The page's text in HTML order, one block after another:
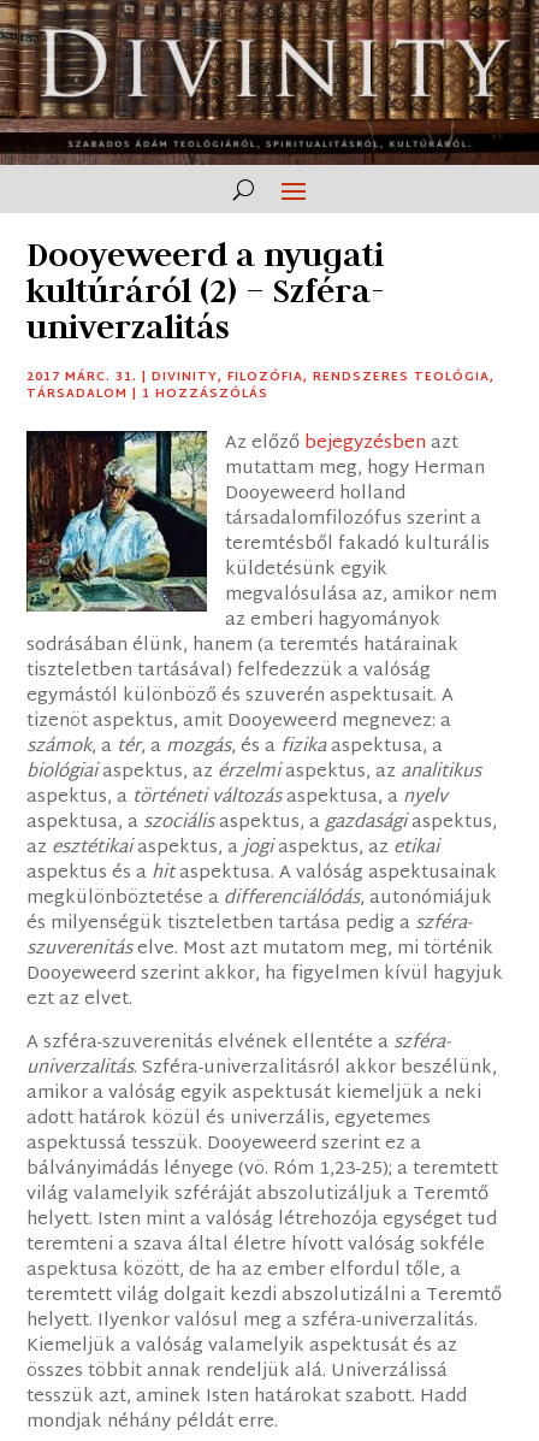
Dooyeweerd a nyugati
kultúráról (2) – Szféra-
univerzalitás
2017 MÁRC. 31. |DIVINITY,FILOZÓFIA,RENDSZERES TEOLÓGIA,
TÁRSADALOM | 1 HOZZÁSZÓLÁS
Az előzőbejegyzésbenazt
mutattam meg, hogy Herman
Dooyeweerd holland
társadalomfilozófus szerint a
teremtésből fakadó kulturális
küldetésünk egyik
megvalósulása az, amikor nem
az emberi hagyományok
sodrásában élünk, hanem (a teremtés határainak
tiszteletben tartásával) felfedezzük a valóság
egymástól különböző és szuverén aspektusait. A
tizenöt aspektus, amit Dooyeweerd megnevez: a
számok, a tér, amozgás, és a fizikaaspektusa, a
biológiaiaspektus, az érzelmiaspektus, az analitikus
aspektus, a történeti változásaspektusa, anyelv
aspektusa, aszociálisaspektus, agazdaságiaspektus,
az esztétikaiaspektus, ajogiaspektus, az etikai
aspektus és ahitaspektusa. A valóság aspektusainak
megkülönböztetése adifferenciálódás, autonómiájuk
és milyenségük tiszteletben tartása pedig aszféra-
szuverenitáselve. Most azt mutatom meg, mi történik
Dooyeweerd szerint akkor, ha figyelmen kívül hagyjuk
ezt az elvet.
A szféra-szuverenitás elvének ellentéte aszféra-
univerzalitás. Szféra-univerzalitásról akkor beszélünk,
amikor a valóság egyik aspektusát kiemeljük a neki
adott határok közül és univerzális, egyetemes
aspektussá tesszük. Dooyeweerd szerint ez a
bálványimádás lényege (vö. Róm 1,23-25); a teremtett
világ valamelyik szféráját abszolutizáljuk a Teremtő
helyett. Isten mint a valóság létrehozója egységet tud
teremteni a szava által életre hívott valóság sokféle
aspektusa között, de ha az ember elfordul tőle, a
teremtett világ dolgait kezdi abszolutizálni a Teremtő
helyett. Ilyenkor valósul meg a szféra-univerzalitás.
Kiemeljük a valóság valamelyik aspektusát és az
összes többit annak rendeljük alá. Univerzálissá
tesszük azt, aminek Isten határokat szabott. Hadd
mondjak néhány példát erre.